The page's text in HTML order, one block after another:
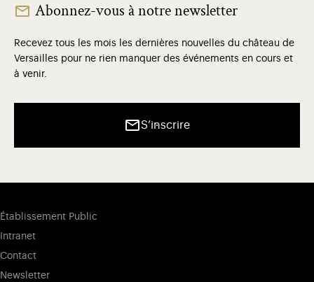
Abonnez-vous à notre newsletter
Recevez tous les mois les dernières nouvelles du château de
Versailles pour ne rien manquer des événements en cours et
à venir.
S’inscrire
Établissement Public
Intranet
Contact
Newsletter